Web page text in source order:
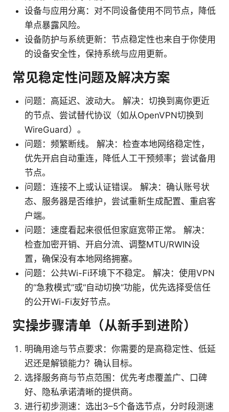
设备与应用分离：对不同设备使用不同节点，降低
单点暴露风险。
设备防护与系统更新：节点稳定性也来自于你使用
的设备安全性，保持系统与应用更新。
常见稳定性问题及解决方案
问题：高延迟、波动大。 解决：切换到离你更近
的节点、尝试替代协议（如从OpenVPN切换到
WireGuard）。
问题：频繁断线。 解决：检查本地网络稳定性，
优先开启自动重连，降低人工干预频率；尝试备用
节点。
问题：连接不上或认证错误。 解决：确认账号状
态、服务器是否维护，尝试重新生成配置、重启客
户端。
问题：速度看起来很低但家庭宽带正常。 解决：
检查加密开销、开启分流、调整MTU/RWIN设
置，确保没有本地网络拥塞。
问题：公共Wi-Fi环境下不稳定。 解决：使用VPN
的“急救模式”或“自动切换”功能，优先选择受信任
的公开Wi-Fi友好节点。
实操步骤清单（从新手到进阶）
明确用途与节点要求：你需要的是高稳定性、低延
迟还是解锁能力？确认目标。
选择服务商与节点范围：优先考虑覆盖广、口碑
好、隐私承诺清晰的提供商。
进行初步测速：选出3–5个备选节点，分时段测速